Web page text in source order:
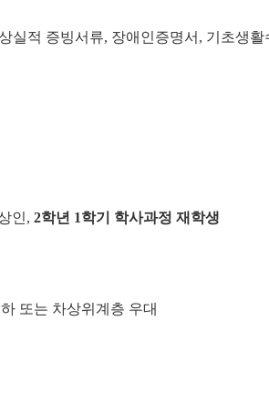
실적 증빙서류, 장애인증명서, 기초생
인, 2학년 1학기 학사과정 재학생
또는 차상위계층 우대